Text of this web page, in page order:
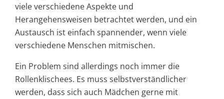
viele verschiedene Aspekte und
Herangehensweisen betrachtet werden, und ein
Austausch ist einfach spannender, wenn viele
verschiedene Menschen mitmischen.
Ein Problem sind allerdings noch immer die
Rollenklischees. Es muss selbstverständlicher
werden, dass sich auch Mädchen gerne mit